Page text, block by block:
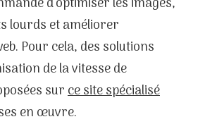
lourds et améliorer
Pour cela, des solutions
de la vitesse de
surce site spécialisé
en œuvre.